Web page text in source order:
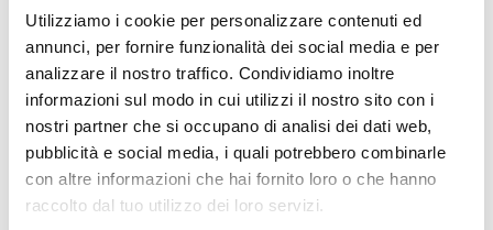
Utilizziamo i cookie per personalizzare contenuti ed
annunci, per fornire funzionalità dei social media e per
analizzare il nostro traffico. Condividiamo inoltre
informazioni sul modo in cui utilizzi il nostro sito con i
nostri partner che si occupano di analisi dei dati web,
pubblicità e social media, i quali potrebbero combinarle
con altre informazioni che hai fornito loro o che hanno
raccolto dal tuo utilizzo dei loro servizi.
ASPETTI DI BASE PER IL VIAGGIO IN CALABRIA
DEL 5° GIORNO
Visita di Reggio Calabria, del suo Duomo e del famoso
Museo con i Bronzi di Riace. Pranzo con spettacolo
folkloristico per poi visitare Pentedattilo, ex borgo-
fantasma oggi rinato turisticamente.